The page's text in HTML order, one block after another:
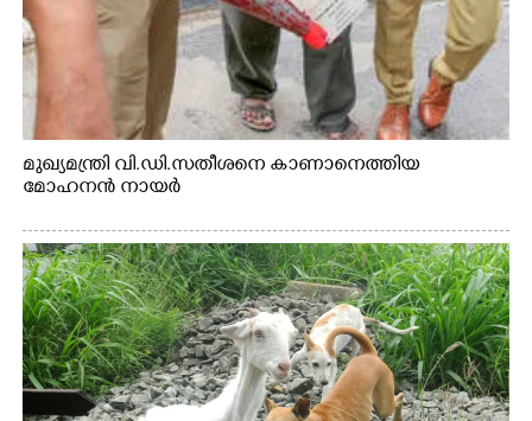
മുഖ്യമന്ത്രി വി.ഡി.സതീശനെ കാണാനെത്തിയ
മോഹനൻ നായർ